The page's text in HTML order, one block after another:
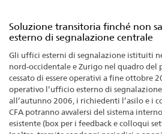
Soluzione transitoria finché non
esterno di segnalazione centrale
Gli uffici esterni di segnalazione istituiti
nord-occidentale e Zurigo nel quadro
cessato di essere operativi a fine ottobre
operativo l’ufficio esterno di
all’autunno 2006, i richiedenti l’asilo e i
CFA potranno avvalersi del sistema
esistente (box per i feedback e colloqui